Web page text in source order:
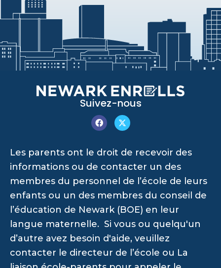
Suivez-nous
Les parents ont le droit de recevoir des
informations ou de contacter un des
membres du personnel de l’école de leurs
enfants ou un des membres du conseil de
l’éducation de Newark (BOE) en leur
langue maternelle. Si vous ou quelqu'un
d’autre avez besoin d'aide, veuillez
contacter le directeur de l’école ou La